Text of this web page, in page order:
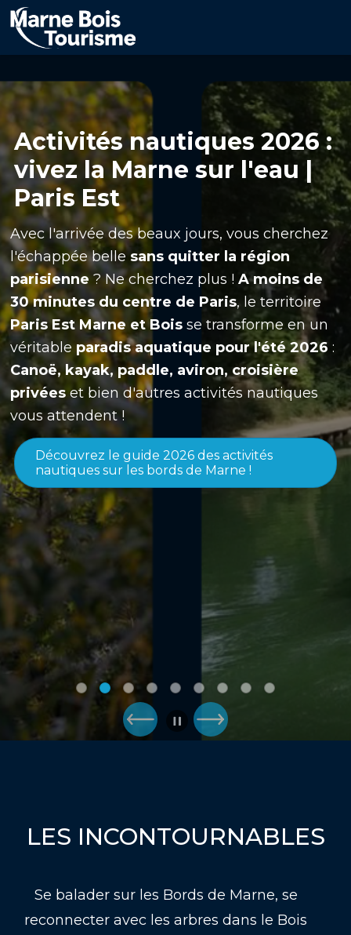
Aller
au
contenu
principal
Activités nautiques 2026 :
vivez la Marne sur l'eau |
Paris Est
Avec l'arrivée des beaux jours, vous cherchez
l'échappée bellesans quitter la région
parisienne ? Ne cherchez plus !A moins de
30 minutes du centre de Paris, le territoire
Paris Est Marne et Bois se transforme en un
véritable paradis aquatique pour l'été 2026 :
Canoë, kayak, paddle, aviron, croisière
privées et bien d'autres activités nautiques
vous attendent !
Découvrez le guide 2026 des activités
nautiques sur les bords de Marne !
LES INCONTOURNABLES
Se balader sur les Bords de Marne, se
reconnecter avec les arbres dans le Bois